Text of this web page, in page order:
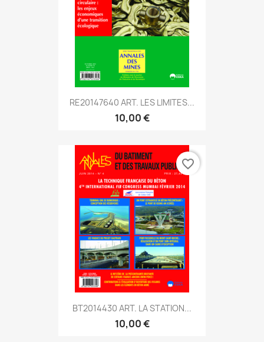
RE20147640 ART. LES LIMITES...
10,00 €
BT2014430 ART. LA STATION...
10,00 €
favorite_border